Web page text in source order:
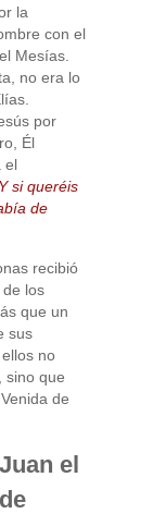
la
con el
Mesías.
no era lo
por
Él
el
si queréis
de
recibió
los
que un
sus
no
sino que
de
el